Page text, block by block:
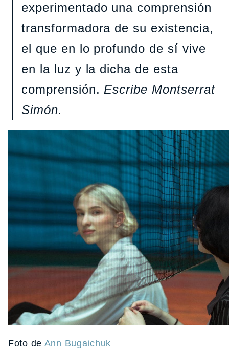
experimentado una comprensión
transformadora de su existencia,
el que en lo profundo de sí vive
en la luz y la dicha de esta
comprensión. Escribe Montserrat
Simón.
Foto de Ann Bugaichuk